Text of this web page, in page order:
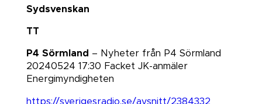
Sydsvenskan
TT
P4 Sörmland – Nyheter från P4 Sörmland
20240524 17:30 Facket JK-anmäler
Energimyndigheten
https://sverigesradio.se/avsnitt/2384332